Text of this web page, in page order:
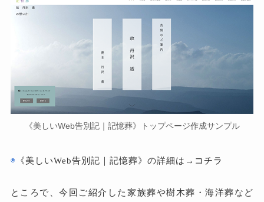
《美しいWeb告別記｜記憶葬》トップページ作成サンプル
◉ 《美しいWeb告別記｜記憶葬》の詳細は→ コチラ
ところで、今回ご紹介した家族葬や樹木葬・海洋葬など